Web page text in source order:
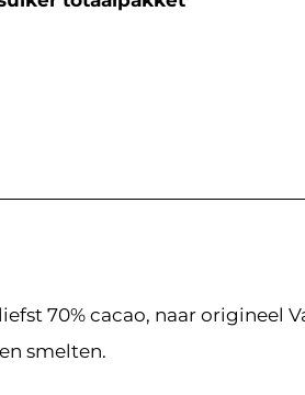
70% cacao, naar origineel
smelten.